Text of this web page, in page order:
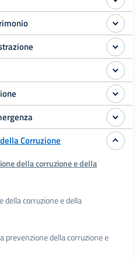
Corruzione
della corruzione e della
della corruzione e della
prevenzione della corruzione e